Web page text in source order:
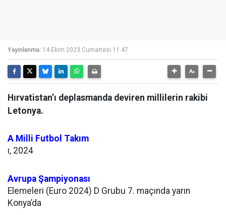
Yayınlanma: 14 Ekim 2023 Cumartesi 11:47
Hırvatistan’ı deplasmanda deviren millilerin rakibi
Letonya.
A Milli Futbol Takım
ı, 2024
Avrupa Şampiyonası
Elemeleri (Euro 2024) D Grubu 7. maçında yarın
Konya’da